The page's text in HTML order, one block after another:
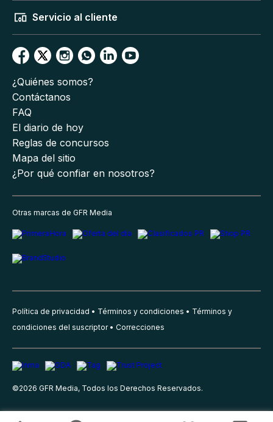
Servicio al cliente
¿Quiénes somos?
Contáctanos
FAQ
El diario de hoy
Reglas de concursos
Mapa del sitio
¿Por qué confiar en nosotros?
Otras marcas de GFR Media
Política de privacidad Términos y condiciones
Términos y
condiciones del suscriptor
Correcciones
©2026 GFR Media, Todos los Derechos Reservados.